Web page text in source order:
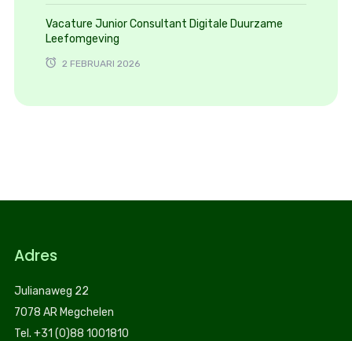
Vacature Junior Consultant Digitale Duurzame
Leefomgeving
2 FEBRUARI 2026
Adres
Julianaweg 22
7078 AR Megchelen
Tel. +31 (0)88 1001810